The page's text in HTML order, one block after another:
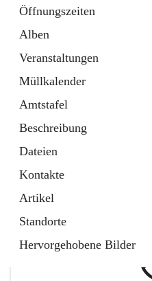
Öffnungszeiten
Alben
Veranstaltungen
Müllkalender
Amtstafel
Beschreibung
Dateien
Kontakte
Artikel
Standorte
Hervorgehobene Bilder
Tab
Kindergarten
öffnet
in
neuem
Tab